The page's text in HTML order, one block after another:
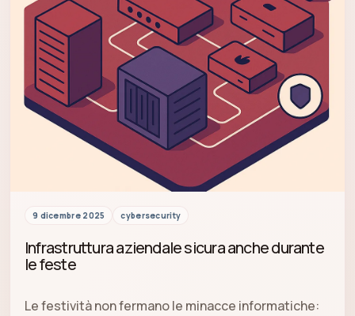
9 dicembre 2025 cybersecurity
Infrastruttura aziendale sicura anche durante
le feste
Le festività non fermano le minacce informatiche: